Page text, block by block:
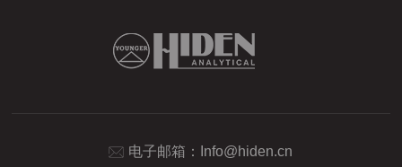
电子邮箱： Info@hiden.cn